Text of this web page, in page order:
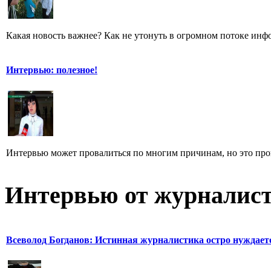
Какая новость важнее? Как не утонуть в огромном потоке
Интервью: полезное!
Интервью может провалиться по многим причинам, но это
Интервью от
Всеволод Богданов: Истинная журналистика остро